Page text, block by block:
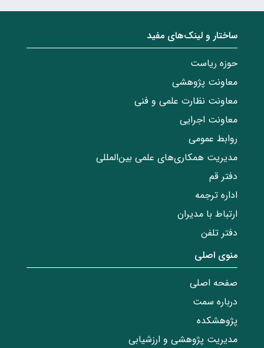
ساختار‌‌ و‌‌ لینک‌های مفید
حوزه ریاست
معاونت پژوهشی
معاونت نظارت علمی و فنی
معاونت اجرایی
روابط عمومی
مدیریت همکاری‌های علمی بین‌المللی
دفتر قم
اداره ترجمه
ارتباط با مدیران
دفتر تلفن
منوی اصلی
صفحه اصلی
درباره سمت
پژوهشکده
مدیریت پژوهشی و ارزشیابی